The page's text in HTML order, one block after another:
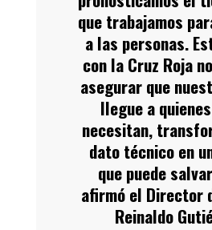
que trabajamos
a las personas.
con la Cruz Roja
asegurar que
llegue a
necesitan,
dato técnico en
que puede
afirmó el Director
Reinaldo